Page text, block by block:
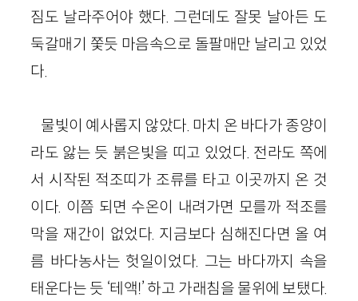
짐도 날라주어야 했다. 그런데도 잘못 날아든 도
둑갈매기 쫓듯 마음속으로 돌팔매만 날리고 있었
다.
물빛이 예사롭지 않았다. 마치 온 바다가 종양이
라도 앓는 듯 붉은빛을 띠고 있었다. 전라도 쪽에
서 시작된 적조띠가 조류를 타고 이곳까지 온 것
이다. 이쯤 되면 수온이 내려가면 모를까 적조를
막을 재간이 없었다. 지금보다 심해진다면 올 여
름 바다농사는 헛일이었다. 그는 바다까지 속을
태운다는 듯 ‘테액!’ 하고 가래침을 물위에 보탰다.